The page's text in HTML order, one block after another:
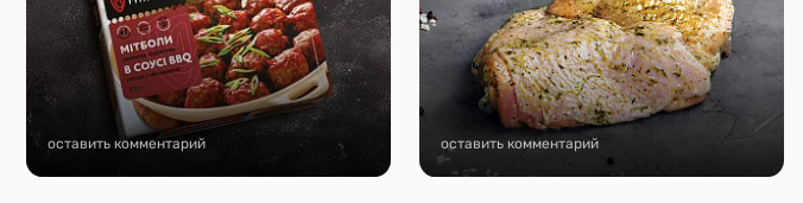
оставить комментарий оставить комментарий